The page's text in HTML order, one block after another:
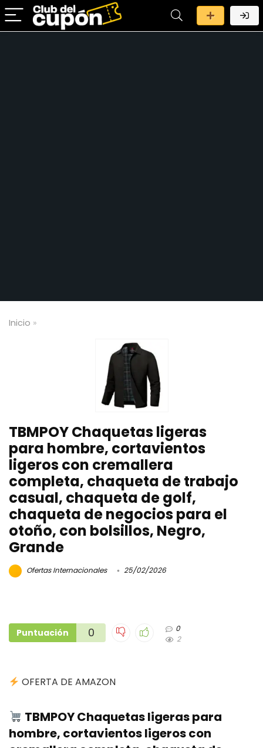
Inicio »
TBMPOY Chaquetas ligeras
para hombre, cortavientos
ligeros con cremallera
completa, chaqueta de trabajo
casual, chaqueta de golf,
chaqueta de negocios para el
otoño, con bolsillos, Negro,
Grande
Ofertas Internacionales 25/02/2026
Puntuación 0
0
2
OFERTA DE AMAZON
TBMPOY Chaquetas ligeras para
hombre, cortavientos ligeros con